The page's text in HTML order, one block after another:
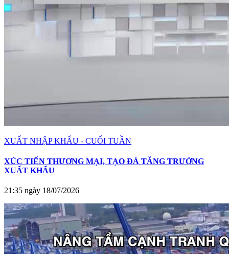
XUẤT NHẬP KHẨU - CUỐI TUẦN
XÚC TIẾN THƯƠNG MẠI, TẠO ĐÀ TĂNG TRƯỞNG
XUẤT KHẨU
21:35 ngày 18/07/2026